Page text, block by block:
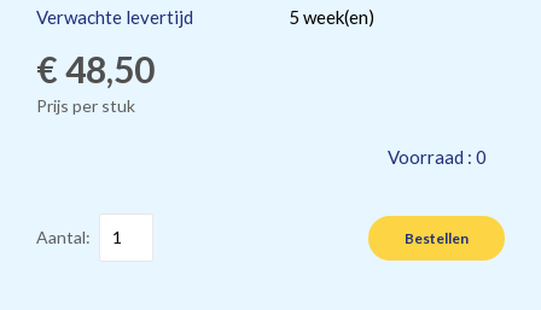
Verwachte levertijd
5 week(en)
€ 48,50
Prijs per stuk
Voorraad : 0
Aantal: Bestellen